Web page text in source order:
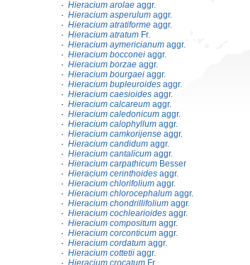
· Hieracium arolae aggr.
· Hieracium asperulum aggr.
· Hieracium atratiforme aggr.
· Hieracium atratum Fr.
· Hieracium aymericianum aggr.
· Hieracium bocconei aggr.
· Hieracium borzae aggr.
· Hieracium bourgaei aggr.
· Hieracium bupleuroides aggr.
· Hieracium caesioides aggr.
· Hieracium calcareum aggr.
· Hieracium caledonicum aggr.
· Hieracium calophyllum aggr.
· Hieracium camkorijense aggr.
· Hieracium candidum aggr.
· Hieracium cantalicum aggr.
· Hieracium carpathicum Besser
· Hieracium cerinthoides aggr.
· Hieracium chlorifolium aggr.
· Hieracium chlorocephalum aggr.
· Hieracium chondrillifolium aggr.
· Hieracium cochlearioides aggr.
· Hieracium compositum aggr.
· Hieracium corconticum aggr.
· Hieracium cordatum aggr.
· Hieracium cottetii aggr.
· Hieracium crocatum Fr.